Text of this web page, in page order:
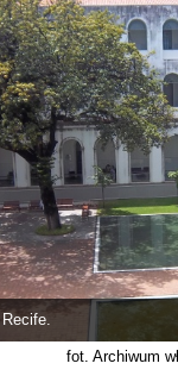
fot. Archiwum